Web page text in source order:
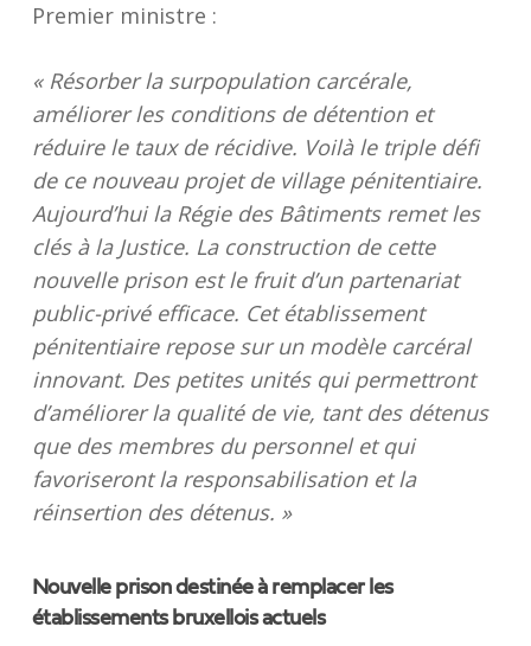
Premier ministre :
« Résorber la surpopulation carcérale,
améliorer les conditions de détention et
réduire le taux de récidive. Voilà le triple défi
de ce nouveau projet de village pénitentiaire.
Aujourd’hui la Régie des Bâtiments remet les
clés à la Justice. La construction de cette
nouvelle prison est le fruit d’un partenariat
public-privé efficace. Cet établissement
pénitentiaire repose sur un modèle carcéral
innovant. Des petites unités qui permettront
d’améliorer la qualité de vie, tant des détenus
que des membres du personnel et qui
favoriseront la responsabilisation et la
réinsertion des détenus. »
Nouvelle prison destinée à remplacer les
établissements bruxellois actuels